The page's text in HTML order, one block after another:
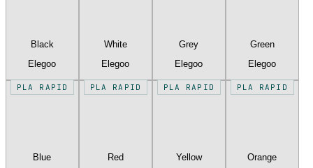
Black
Elegoo
White
Elegoo
Grey
Elegoo
Green
Elegoo
PLA RAPID
Blue
PLA RAPID
Red
PLA RAPID
Yellow
PLA RAPID
Orange